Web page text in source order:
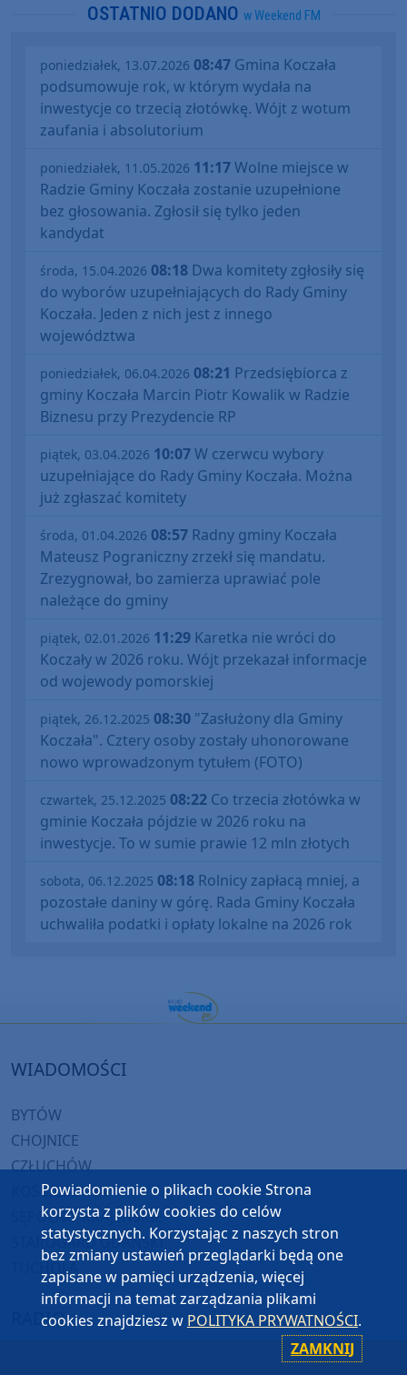
OSTATNIO DODANO w Weekend FM
poniedziałek, 13.07.2026 08:47 Gmina Koczała
podsumowuje rok, w którym wydała na
inwestycje co trzecią złotówkę. Wójt z wotum
zaufania i absolutorium
poniedziałek, 11.05.2026 11:17Wolne miejsce w
Radzie Gminy Koczała zostanie uzupełnione
bez głosowania. Zgłosił się tylko jeden
kandydat
środa, 15.04.2026 08:18 Dwa komitety zgłosiły się
do wyborów uzupełniających do Rady Gminy
Koczała. Jeden z nich jest z innego
województwa
poniedziałek, 06.04.2026 08:21 Przedsiębiorca z
gminy Koczała Marcin Piotr Kowalik w Radzie
Biznesu przy Prezydencie RP
piątek, 03.04.2026 10:07W czerwcu wybory
uzupełniające do Rady Gminy Koczała. Można
już zgłaszać komitety
środa, 01.04.2026 08:57 Radny gminy Koczała
Mateusz Pograniczny zrzekł się mandatu.
Zrezygnował, bo zamierza uprawiać pole
należące do gminy
piątek, 02.01.2026 11:29 Karetka nie wróci do
Koczały w 2026 roku. Wójt przekazał informacje
od wojewody pomorskiej
piątek, 26.12.2025 08:30 "Zasłużony dla Gminy
Koczała". Cztery osoby zostały uhonorowane
nowo wprowadzonym tytułem (FOTO)
czwartek, 25.12.2025 08:22 Co trzecia złotówka w
gminie Koczała pójdzie w 2026 roku na
inwestycje. To w sumie prawie 12 mln złotych
sobota, 06.12.2025 08:18 Rolnicy zapłacą mniej, a
pozostałe daniny w górę. Rada Gminy Koczała
uchwaliła podatki i opłaty lokalne na 2026 rok
WIADOMOŚCI
BYTÓW
CHOJNICE
CZŁUCHÓW
KOŚCIERZYNA
SĘPÓLNO KRAJEŃSKIE
STAROGARD GDAŃSKI
TUCHOLA
RADIO
Powiadomienie o plikach cookie Strona
korzysta z plików cookies do celów
statystycznych. Korzystając z naszych stron
bez zmiany ustawień przeglądarki będą one
zapisane w pamięci urządzenia, więcej
informacji na temat zarządzania plikami
cookies znajdziesz w POLITYKA PRYWATNOŚCI.
ZAMKNIJ